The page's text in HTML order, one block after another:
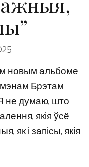
новым альбоме
Брэтам
не думаю, што
якія ўсё
як і запісы, якія